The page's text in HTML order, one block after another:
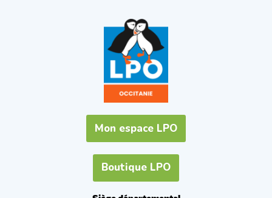
Mon espace LPO
Boutique LPO